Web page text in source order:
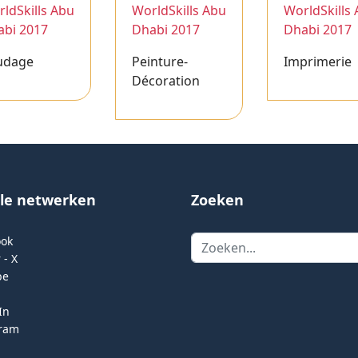
Abu
2017
WorldSkills Abu
Dhabi 2017
Peinture-
Décoration
WorldSkills
Dhabi 2017
Imprimerie
netwerken
X
Zoeken
Zoeken